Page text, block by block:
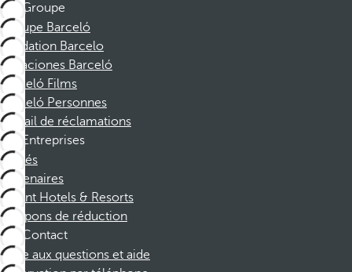
Groupe
Groupe Barceló
Fondation Barcelo
Vacaciones Barceló
Barceló Films
Barceló Personnes
Portail de réclamations
Entreprises
Affiliés
Partenaires
Dorint Hotels & Resorts
Coupons de réduction
Contact
Foire aux questions et aide